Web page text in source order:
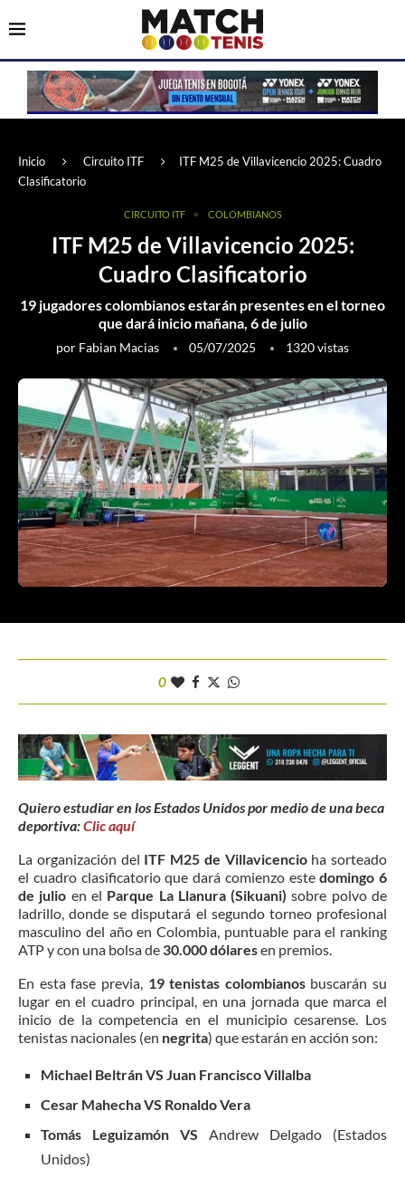
Inicio Circuito ITF
ITF M25 de Villavicencio 2025: Cuadro
Clasificatorio
CIRCUITO ITF COLOMBIANOS
ITF M25 de Villavicencio 2025:
Cuadro Clasificatorio
19 jugadores colombianos estarán presentes en el torneo
que dará inicio mañana, 6 de julio
por Fabian Macias 05/07/2025 1320vistas
0
Quiero estudiar en los Estados Unidos por medio de una beca
deportiva:Clic aquí
La organización del ITF M25 de Villavicencioha sorteado
el cuadro clasificatorio que dará comienzo estedomingo 6
de julio en el Parque La Llanura (Sikuani)sobre polvo de
ladrillo, donde se disputará el segundo torneo profesional
masculino del año en Colombia, puntuable para el ranking
ATP y con una bolsa de 30.000 dólaresen premios.
En esta fase previa, 19 tenistas colombianosbuscarán su
lugar en el cuadro principal, en una jornada que marca el
inicio de la competencia en el municipio cesarense. Los
tenistas nacionales (en negrita) que estarán en acción son:
Michael Beltrán VS Juan Francisco Villalba
Cesar Mahecha VS Ronaldo Vera
Tomás Leguizamón VS Andrew Delgado (Estados
Unidos)